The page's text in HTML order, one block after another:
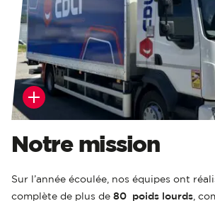
Notre mission
Sur l’année écoulée, nos équipes ont
complète de plus de 80 poids lourds ,